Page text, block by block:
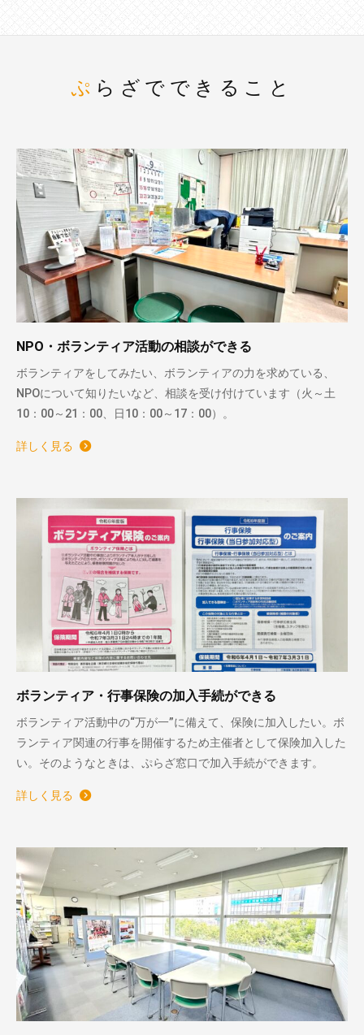
ぷらざでできること
NPO・ボランティア活動の相談ができる
ボランティアをしてみたい、ボランティアの力を求めている、
NPOについて知りたいなど、相談を受け付けています（火～土
10：00～21：00、日10：00～17：00）。
詳しく見る
ボランティア・行事保険の加入手続ができる
ボランティア活動中の“万が一”に備えて、保険に加入したい。ボ
ランティア関連の行事を開催するため主催者として保険加入した
い。そのようなときは、ぷらざ窓口で加入手続ができます。
詳しく見る